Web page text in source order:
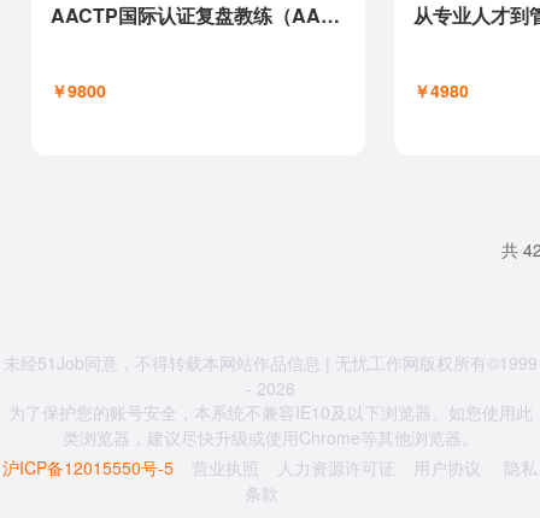
AACTP国际认证复盘教练（AAR COACH)
￥9800
从专业人才到
￥4980
共
未经51Job同意，不得转载本网站作品信息 | 无忧工作网版权所有©1999
- 2026
为了保护您的账号安全，本系统不兼容IE10及以下浏览器。如您使用此
类浏览器，建议尽快升级或使用Chrome等其他浏览器。
沪ICP备12015550号-5
营业执照 人力资源许可证 用户协议
隐私
条款